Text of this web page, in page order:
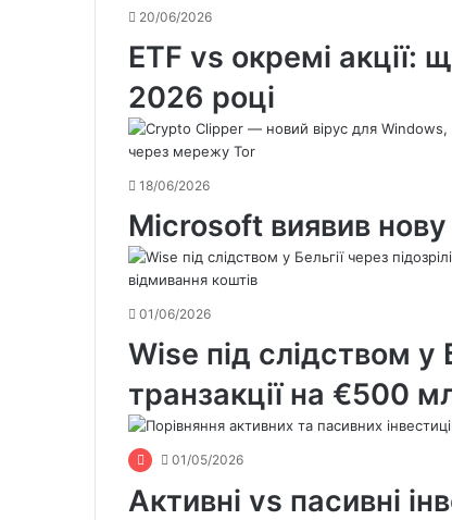
20/06/2026
ETF vs окремі акції:
2026 році
18/06/2026
Microsoft виявив
01/06/2026
Wise під слідством у
транзакції на €500
01/05/2026
Активні vs пасивні